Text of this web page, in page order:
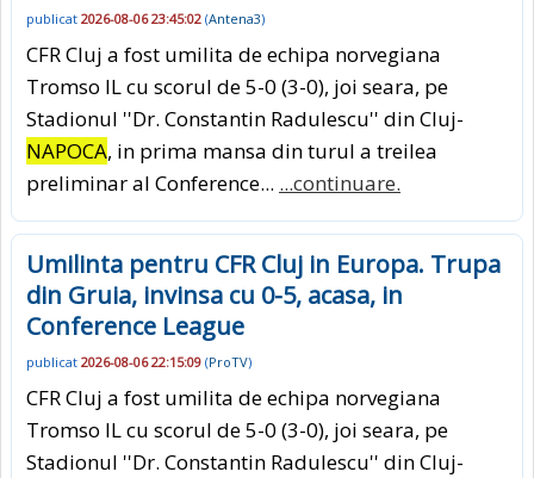
publicat 2026-08-06 23:45:02 (Antena3)
CFR Cluj a fost umilita de echipa norvegiana
Tromso IL cu scorul de 5-0 (3-0), joi seara, pe
Stadionul ''Dr. Constantin Radulescu'' din Cluj-
NAPOCA, in prima mansa din turul a treilea
preliminar al Conference... ...continuare.
Umilinta pentru CFR Cluj in Europa. Trupa
din Gruia, invinsa cu 0-5, acasa, in
Conference League
publicat 2026-08-06 22:15:09 (ProTV)
CFR Cluj a fost umilita de echipa norvegiana
Tromso IL cu scorul de 5-0 (3-0), joi seara, pe
Stadionul ''Dr. Constantin Radulescu'' din Cluj-